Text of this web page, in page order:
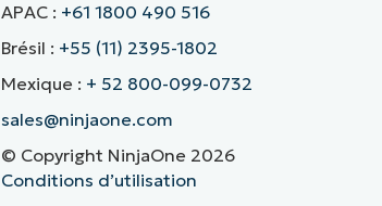
APAC : +61 1800 490 516
Brésil : +55 (11) 2395-1802
Mexique : + 52 800-099-0732
sales@ninjaone.com
© Copyright NinjaOne 2026
Conditions d’utilisation